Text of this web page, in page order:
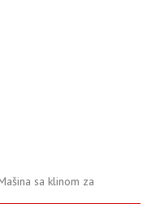
sa klinom za